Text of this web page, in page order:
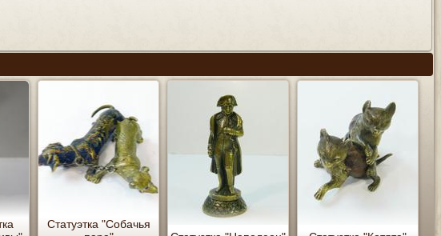
Статуэтка "Собачья